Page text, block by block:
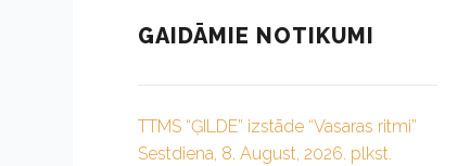
GAIDĀMIE NOTIKUMI
TTMS “ĢILDE” izstāde “Vasaras ritmi”
Sestdiena, 8. August, 2026. plkst.